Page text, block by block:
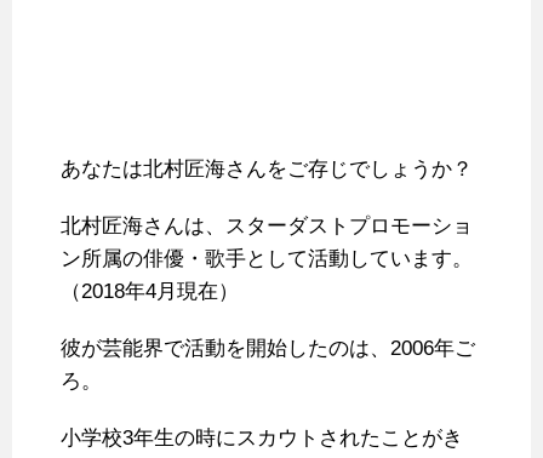
あなたは北村匠海さんをご存じでしょうか？
北村匠海さんは、スターダストプロモーショ
ン所属の俳優・歌手として活動しています。
（2018年4月現在）
彼が芸能界で活動を開始したのは、2006年ご
ろ。
小学校3年生の時にスカウトされたことがき